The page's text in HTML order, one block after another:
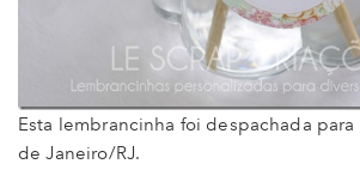
Esta lembrancinha foi despachada
de Janeiro/RJ.